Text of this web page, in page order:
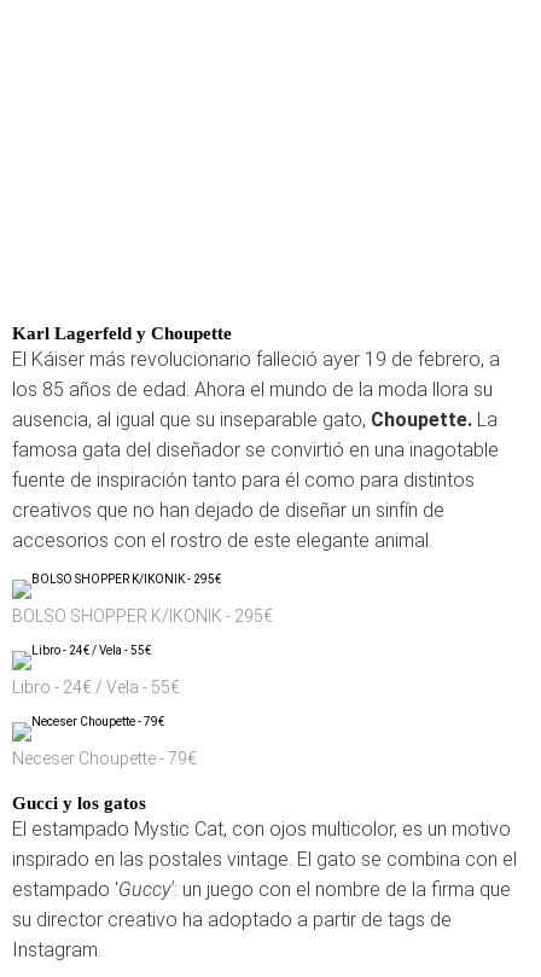
Karl Lagerfeld y Choupette
El Káiser más revolucionario falleció ayer 19 de febrero, a
los 85 años de edad. Ahora el mundo de la moda llora su
ausencia, al igual que su inseparable gato, Choupette. La
famosa gata del diseñador se convirtió en una inagotable
fuente de inspiración tanto para él como para distintos
creativos que no han dejado de diseñar un sinfín de
accesorios con el rostro de este elegante animal.
BOLSO SHOPPER K/IKONIK - 295€
Libro - 24€ / Vela - 55€
Neceser Choupette - 79€
Gucci y los gatos
El estampado Mystic Cat, con ojos multicolor, es un motivo
inspirado en las postales vintage. El gato se combina con el
estampado 'Guccy': un juego con el nombre de la firma que
su director creativo ha adoptado a partir de tags de
Instagram.